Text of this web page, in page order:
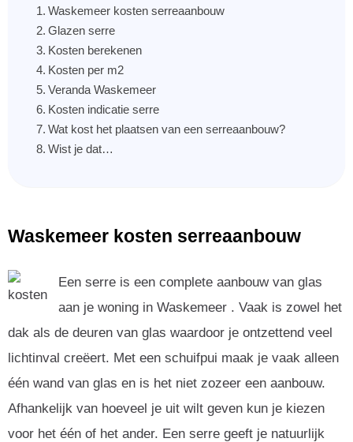
Waskemeer kosten serreaanbouw
Glazen serre
Kosten berekenen
Kosten per m2
Veranda Waskemeer
Kosten indicatie serre
Wat kost het plaatsen van een serreaanbouw?
Wist je dat…
Waskemeer kosten serreaanbouw
Een serre is een complete aanbouw van glas
aan je woning in Waskemeer . Vaak is zowel het
dak als de deuren van glas waardoor je ontzettend veel
lichtinval creëert. Met een schuifpui maak je vaak alleen
één wand van glas en is het niet zozeer een aanbouw.
Afhankelijk van hoeveel je uit wilt geven kun je kiezen
voor het één of het ander. Een serre geeft je natuurlijk